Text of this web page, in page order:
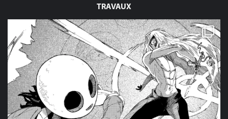
TRAVAUX